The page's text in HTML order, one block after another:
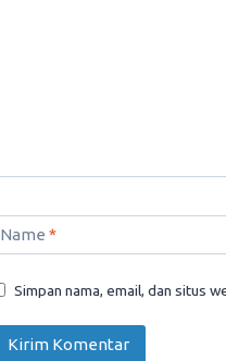
Name *
Simpan nama, email, dan situs